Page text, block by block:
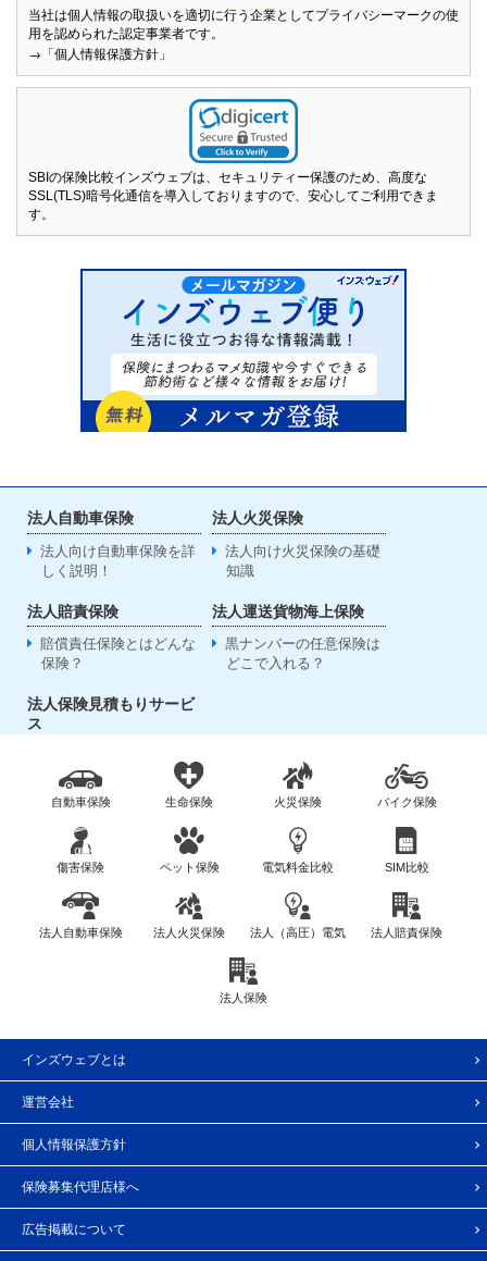
当社は個人情報の取扱いを適切に行う企業としてプライバシーマークの使
用を認められた認定事業者です。
→「個人情報保護方針」
SBIの保険比較インズウェブは、セキュリティー保護のため、高度な
SSL(TLS)暗号化通信を導入しておりますので、安心してご利用できま
す。
法人自動車保険
法人向け自動車保険を詳
しく説明！
法人火災保険
法人向け火災保険の基礎
知識
法人賠責保険
賠償責任保険とはどんな
保険？
法人運送貨物海上保険
黒ナンバーの任意保険は
どこで入れる？
法人保険見積もりサービ
ス
自動車保険 生命保険 火災保険 バイク保険
傷害保険 ペット保険 電気料金比較 SIM比較
法人自動車保険 法人火災保険 法人（高圧）電気 法人賠責保険
法人保険
インズウェブとは
運営会社
個人情報保護方針
保険募集代理店様へ
広告掲載について